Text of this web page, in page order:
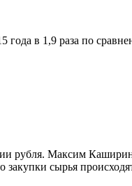
года в 1,9 раза по
рубля. Максим
закупки сырья